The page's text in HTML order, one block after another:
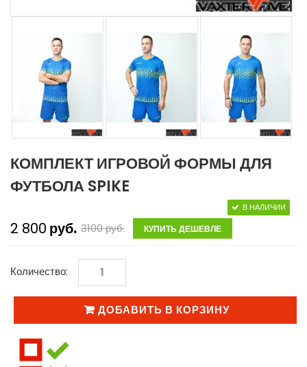
КОМПЛЕКТ ИГРОВОЙ ФОРМЫ ДЛЯ
ФУТБОЛА SPIKE
2 800 руб. 3100руб. КУПИТЬ ДЕШЕВЛЕ
В НАЛИЧИИ
Количество:
ДОБАВИТЬ В КОРЗИНУ